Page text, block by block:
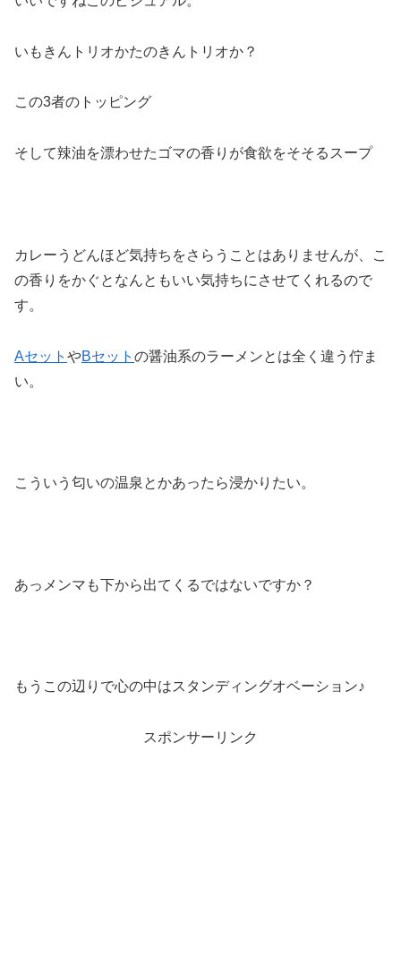
いもきんトリオかたのきんトリオか？
この3者のトッピング
そして辣油を漂わせたゴマの香りが食欲をそそるスープ
カレーうどんほど気持ちをさらうことはありませんが、こ
の香りをかぐとなんともいい気持ちにさせてくれるので
す。
Aセット やBセット の醤油系のラーメンとは全く違う佇ま
い。
こういう匂いの温泉とかあったら浸かりたい。
あっメンマも下から出てくるではないですか？
もうこの辺りで心の中はスタンディングオベーション♪
スポンサーリンク